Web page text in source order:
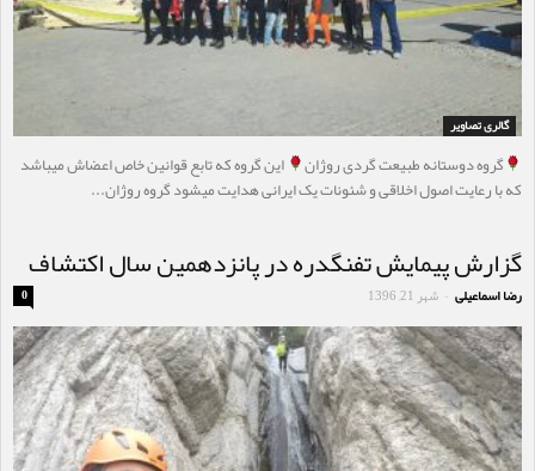
گالری تصاویر
گروه دوستانه طبیعت گردی روژان
این گروه که تابع قوانین خاص اعضاش میباشد
که با رعایت اصول اخلاقی و شئونات یک ایرانی هدایت میشود گروه روژان...
گزارش پیمایش تفنگدره در پانزدهمین سال اکتشاف
رضا اسماعیلی - شهر 21, 1396 0